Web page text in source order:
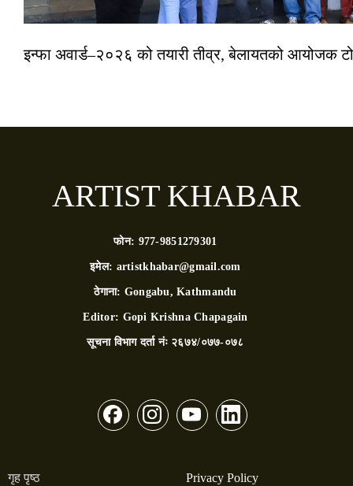
इन्फा अवार्ड–२०२६ को तयारी तीव्र, बेलायतको आयोजक
ARTIST KHABAR
फोन: 977-9851279301
इमेल: artistkhabar@gmail.com
ठेगाना: Gongabu, Kathmandu
Editor: Gopi Krishna Chapagain
सूचना विभाग दर्ता नंः २६७४/०७७-०७८
गृह पृष्ठ
Privacy Policy